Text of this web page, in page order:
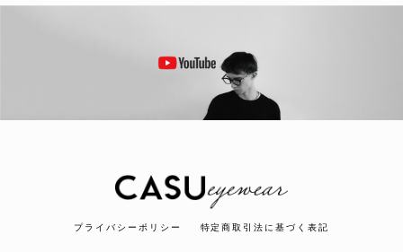
プライバシーポリシー 特定商取引法に基づく表記